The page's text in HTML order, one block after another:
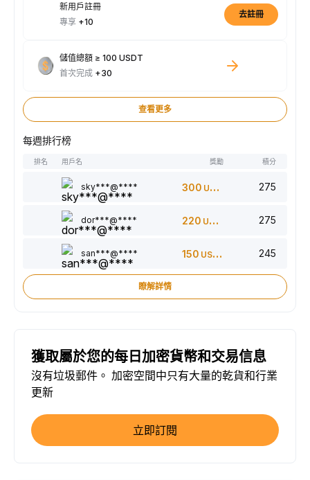
新用戶註冊
專享 +10
去註冊
儲值總額 ≥ 100 USDT
首次完成 +30
查看更多
每週排行榜
排名 用戶名 獎勵 積分
sky***@**** 300 USDT 275
dor***@**** 220 USDT 275
san***@**** 150 USDT 245
瞭解詳情
獲取屬於您的每日加密貨幣和交易信息
沒有垃圾郵件。 加密空間中只有大量的乾貨和行業
更新
立即訂閱